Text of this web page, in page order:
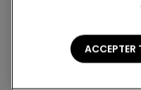
ACCEPTER